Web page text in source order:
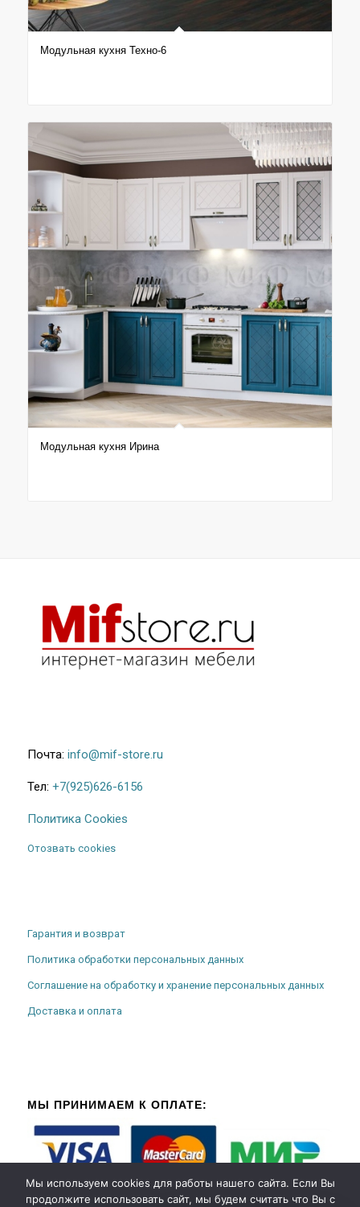
Модульная кухня Техно-6
Модульная кухня Ирина
Почта: info@mif-store.ru
Тел: +7(925)626-6156
Политика Cookies
Отозвать cookies
Гарантия и возврат
Политика обработки персональных данных
Соглашение на обработку и хранение персональных данных
Доставка и оплата
МЫ ПРИНИМАЕМ К ОПЛАТЕ:
Мы используем cookies для работы нашего сайта. Если Вы
продолжите использовать сайт, мы будем считать что Вы с